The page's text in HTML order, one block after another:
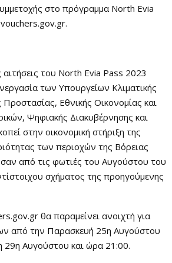
στο πρόγραμμα North Evia
του North Evia Pass 2023
των Υπουργείων Κλιματικής
Προστασίας, Εθνικής Οικονομίας και
Ψηφιακής Διακυβέρνησης και
στην οικονομική στήριξη της
των περιοχών της Βόρειας
από τις φωτιές του Αυγούστου του
σχήματος της προηγούμενης
θα παραμείνει ανοιχτή για
από την Παρασκευή 25η Αυγούστου
29η Αυγούστου και ώρα 21:00.